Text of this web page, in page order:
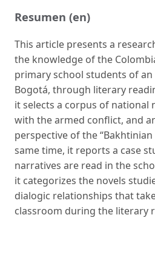
Resumen (en)
This article presents a
the knowledge of the
primary school students of
Bogotá, through literary
it selects a corpus of national
with the armed conflict, and
perspective of the
same time, it reports a case
narratives are read in the
it categorizes the novels
dialogic relationships that
classroom during the literary